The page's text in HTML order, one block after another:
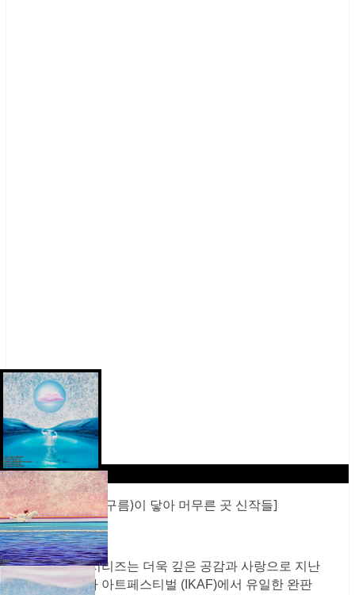
[‘쉼'(구름)이 닿아 머무른 곳 신작들]
이번 커렌시아 시리즈는 더욱 깊은 공감과 사랑으로 지난
2023인천코리아 아트페스티벌 (IKAF)에서 유일한 완판